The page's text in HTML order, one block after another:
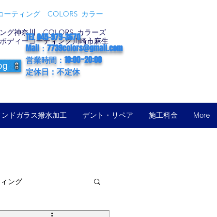
ーティング COLORS カラー
グ神奈川 COLORS カラーズ
ィーコーティング川崎市麻生
TEL 045-979-3670
Mail：7739colors@gmail.com
営業時間：10:00~20:00
定休日：不定休
ンドガラス撥水加工 デント・リペア 施工料金 More
ング